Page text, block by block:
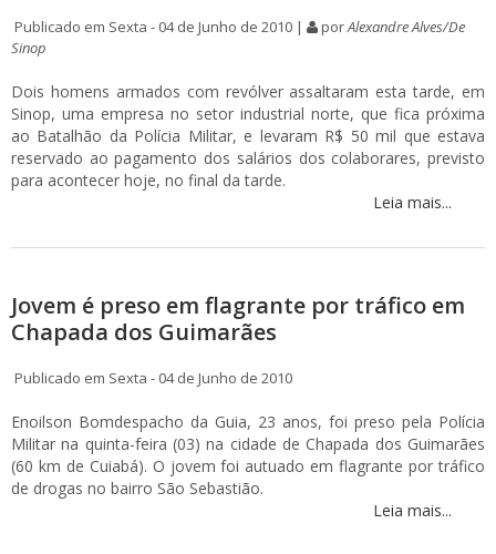
Publicado em Sexta - 04 de Junho de 2010 | porAlexandre Alves/De
Sinop
Dois homens armados com revólver assaltaram esta tarde, em
Sinop, uma empresa no setor industrial norte, que fica próxima
ao Batalhão da Polícia Militar, e levaram R$ 50 mil que estava
reservado ao pagamento dos salários dos colaborares, previsto
para acontecer hoje, no final da tarde.
Leia mais...
Jovem é preso em flagrante por tráfico em
Chapada dos Guimarães
Publicado em Sexta - 04 de Junho de 2010
Enoilson Bomdespacho da Guia, 23 anos, foi preso pela Polícia
Militar na quinta-feira (03) na cidade de Chapada dos Guimarães
(60 km de Cuiabá). O jovem foi autuado em flagrante por tráfico
de drogas no bairro São Sebastião.
Leia mais...